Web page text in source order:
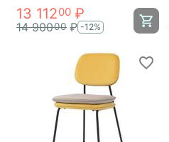
13 11200 ₽
14 90000 ₽ -12%